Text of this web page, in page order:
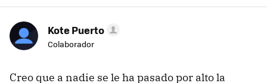
Kote Puerto
Colaborador
Creo que a nadie se le ha pasado por alto la